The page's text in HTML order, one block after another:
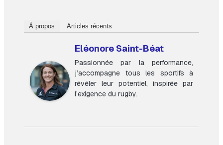
À propos Articles récents
Eléonore Saint-Béat
Passionnée par la performance,
j’accompagne tous les sportifs à
révéler leur potentiel, inspirée par
l’exigence du rugby.